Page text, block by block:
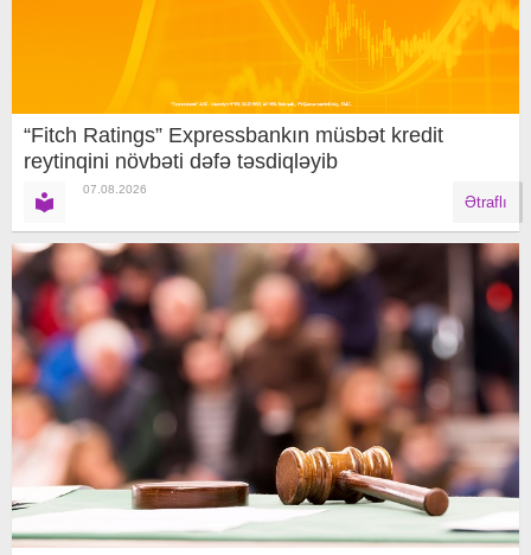
“Fitch Ratings” Expressbankın müsbət kredit
reytinqini növbəti dəfə təsdiqləyib
07.08.2026
Ətraflı